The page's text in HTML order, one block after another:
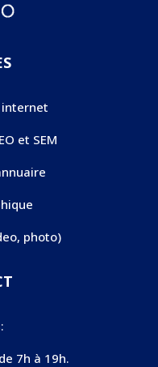
et SEM
photo)
7h à 19h.